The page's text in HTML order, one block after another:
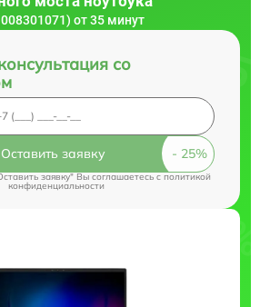
от 35 минут
со
Оставить заявку
заявку" Вы соглашаетесь cполитикой
конфиденциальности